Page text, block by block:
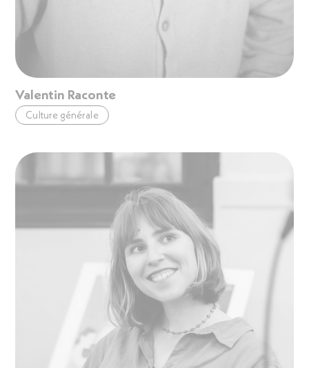
Valentin Raconte
Culture générale